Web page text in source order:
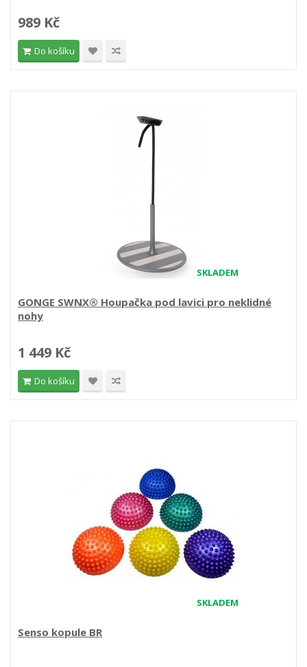
989 Kč
Do košíku
SKLADEM
GONGE SWNX® Houpačka pod lavici pro neklidné
nohy
1 449 Kč
Do košíku
SKLADEM
Senso kopule BR